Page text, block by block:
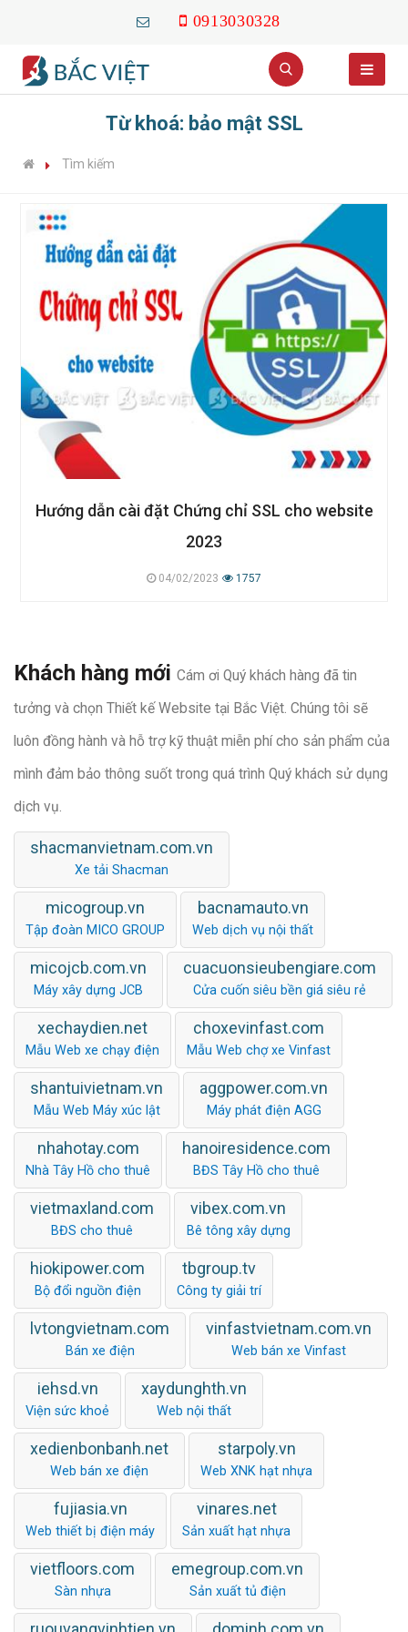
0913030328
Từ khoá: bảo mật SSL
Tìm kiếm
Hướng dẫn cài đặt Chứng chỉ SSL cho website
2023
04/02/2023 1757
Khách hàng mới Cám ơi Quý khách hàng đã tin
tưởng và chọn Thiết kế Website tại Bắc Việt. Chúng tôi sẽ
luôn đồng hành và hỗ trợ kỹ thuật miễn phí cho sản phẩm của
mình đảm bảo thông suốt trong quá trình Quý khách sử dụng
dịch vụ.
shacmanvietnam.com.vn
Xe tải Shacman
micogroup.vn
Tập đoàn MICO GROUP
bacnamauto.vn
Web dịch vụ nội thất
micojcb.com.vn
Máy xây dựng JCB
cuacuonsieubengiare.com
Cửa cuốn siêu bền giá siêu rẻ
xechaydien.net
Mẫu Web xe chạy điện
choxevinfast.com
Mẫu Web chợ xe Vinfast
shantuivietnam.vn
Mẫu Web Máy xúc lật
aggpower.com.vn
Máy phát điện AGG
nhahotay.com
Nhà Tây Hồ cho thuê
hanoiresidence.com
BĐS Tây Hồ cho thuê
vietmaxland.com
BĐS cho thuê
vibex.com.vn
Bê tông xây dựng
hiokipower.com
Bộ đổi nguồn điện
tbgroup.tv
Công ty giải trí
lvtongvietnam.com
Bán xe điện
vinfastvietnam.com.vn
Web bán xe Vinfast
iehsd.vn
Viện sức khoẻ
xaydunghth.vn
Web nội thất
xedienbonbanh.net
Web bán xe điện
starpoly.vn
Web XNK hạt nhựa
fujiasia.vn
Web thiết bị điện máy
vinares.net
Sản xuất hạt nhựa
vietfloors.com
Sàn nhựa
emegroup.com.vn
Sản xuất tủ điện